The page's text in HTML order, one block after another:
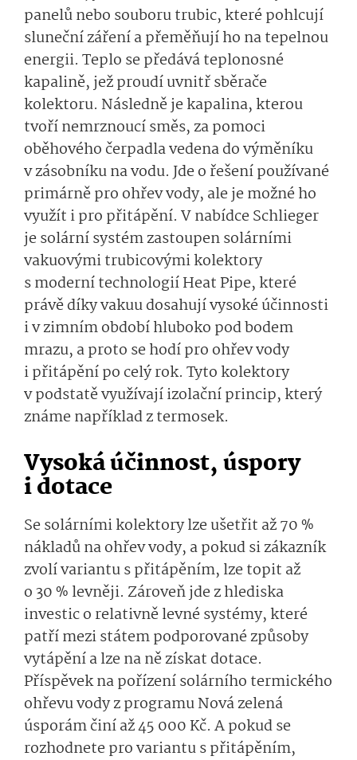
panelů nebo souboru trubic, které pohlcují
sluneční záření a přeměňují ho na tepelnou
energii. Teplo se předává teplonosné
kapalině, jež proudí uvnitř sběrače
kolektoru. Následně je kapalina, kterou
tvoří nemrznoucí směs, za pomoci
oběhového čerpadla vedena do výměníku
v zásobníku na vodu. Jde o řešení používané
primárně pro ohřev vody, ale je možné ho
využít i pro přitápění. V nabídce Schlieger
je solární systém zastoupen solárními
vakuovými trubicovými kolektory
s moderní technologií Heat Pipe, které
právě díky vakuu dosahují vysoké účinnosti
i v zimním období hluboko pod bodem
mrazu, a proto se hodí pro ohřev vody
i přitápění po celý rok. Tyto kolektory
v podstatě využívají izolační princip, který
známe například z termosek.
Vysoká účinnost, úspory
i dotace
Se solárními kolektory lze ušetřit až 70 %
nákladů na ohřev vody, a pokud si zákazník
zvolí variantu s přitápěním, lze topit až
o 30 % levněji. Zároveň jde z hlediska
investic o relativně levné systémy, které
patří mezi státem podporované způsoby
vytápění a lze na ně získat dotace.
Příspěvek na pořízení solárního termického
ohřevu vody z programu Nová zelená
úsporám činí až 45 000 Kč. A pokud se
rozhodnete pro variantu s přitápěním,